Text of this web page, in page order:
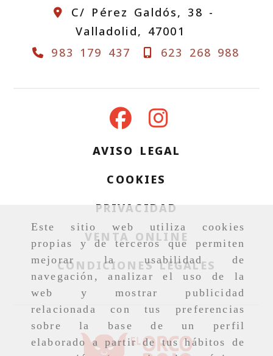
Este sitio web utiliza cookies
propias y de terceros que permiten
mejorar la usabilidad de
navegación, analizar el uso de la
web y mostrar publicidad
relacionada con tus preferencias
sobre la base de un perfil
elaborado a partir de tus hábitos de
C/ Pérez Galdós, 38 -
Valladolid, 47001
983 179 437
623 268 988
AVISO LEGAL
COOKIES
PRIVACIDAD
VENTA ONLINE
CONDICIONES LEGALES